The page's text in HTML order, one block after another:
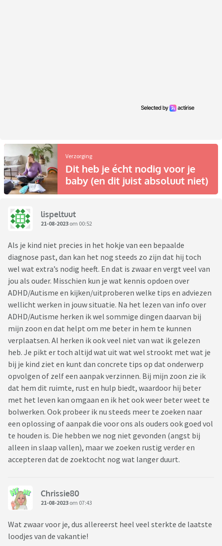
Verzorging
Dit heb je écht nodig voor je
baby (en dit juist absoluut niet)
lispeltuut
21-08-2023 om 00:52
Als je kind niet precies in het hokje van een bepaalde
diagnose past, dan kan het nog steeds zo zijn dat hij toch
wel wat extra’s nodig heeft. En dat is zwaar en vergt veel van
jou als ouder. Misschien kun je wat kennis opdoen over
ADHD/Autisme en kijken/uitproberen welke tips en adviezen
wellicht werken in jouw situatie. Na het lezen van info over
ADHD/Autisme herken ik wel sommige dingen daarvan bij
mijn zoon en dat helpt om me beter in hem te kunnen
verplaatsen. Al herken ik ook veel niet van wat ik gelezen
heb. Je pikt er toch altijd wat uit wat wel strookt met wat je
bij je kind ziet en kunt dan concrete tips op dat onderwerp
opvolgen of zelf een aanpak verzinnen. Bij mijn zoon zie ik
dat hem dit ruimte, rust en hulp biedt, waardoor hij beter
met het leven kan omgaan en ik het ook weer beter weet te
bolwerken. Ook probeer ik nu steeds meer te zoeken naar
een oplossing of aanpak die voor ons als ouders ook goed vol
te houden is. Die hebben we nog niet gevonden (angst bij
alleen in slaap vallen), maar we zoeken rustig verder en
accepteren dat de zoektocht nog wat langer duurt.
Chrissie80
21-08-2023 om 07:43
Wat zwaar voor je, dus allereerst heel veel sterkte de laatste
loodjes van de vakantie!